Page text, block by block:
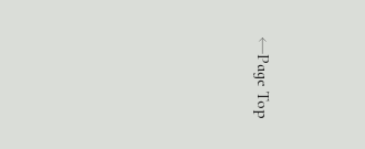
Page Top